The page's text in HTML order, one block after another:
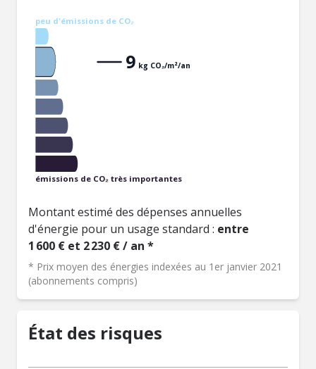
peu d'émissions de CO₂
émissions de CO₂ très importantes
9 kg CO₂/m²/an
Montant estimé des dépenses annuelles
d'énergie pour un usage standard : entre
1 600 € et 2 230 € / an *
* Prix moyen des énergies indexées au 1er janvier 2021
(abonnements compris)
État des risques